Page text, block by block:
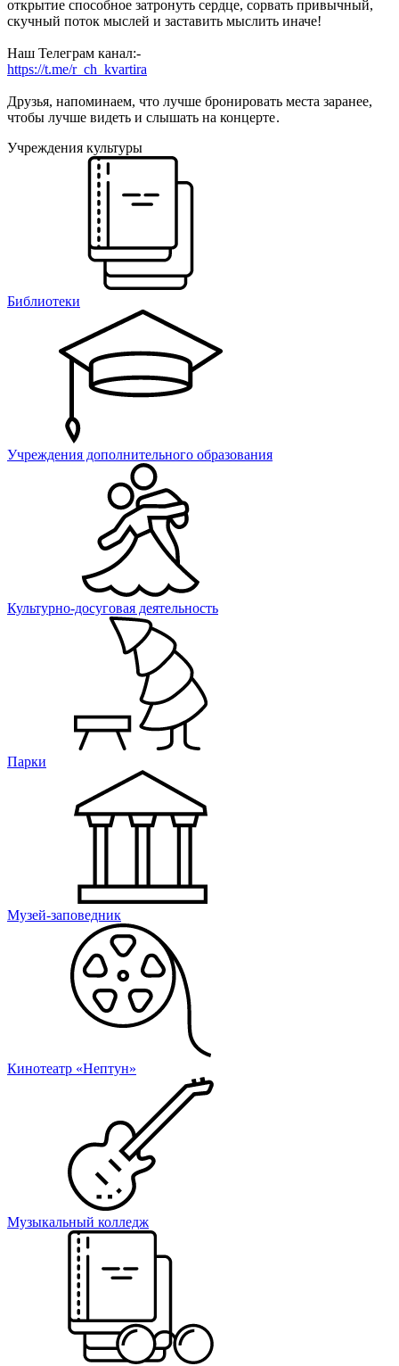
открытие способное затронуть сердце, сорвать привычный,
скучный поток мыслей и заставить мыслить иначе!
Наш Телеграм канал:-
https://t.me/r_ch_kvartira
Друзья, напоминаем, что лучше бронировать места заранее,
чтобы лучше видеть и слышать на концерте.
Учреждения культуры
Библиотеки
Учреждения дополнительного образования
Культурно-досуговая деятельность
Парки
Музей-заповедник
Кинотеатр «Нептун»
Музыкальный колледж